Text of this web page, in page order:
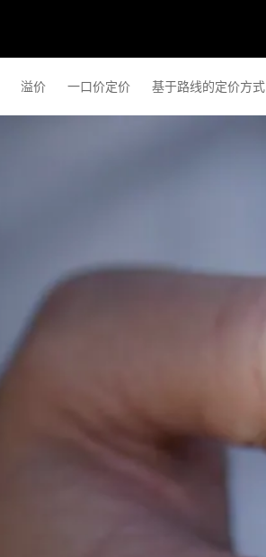
溢价 一口价定价 基于路线的定价方式